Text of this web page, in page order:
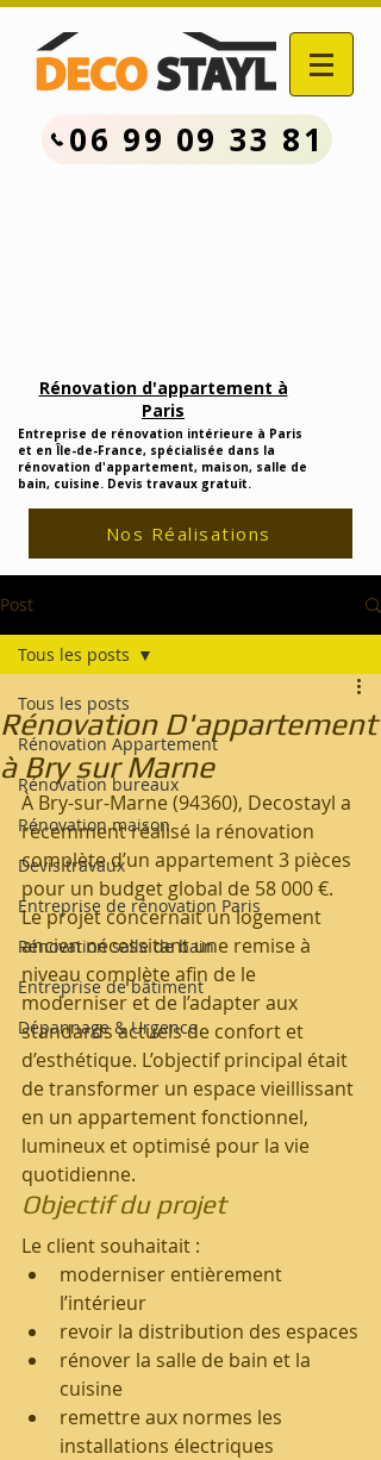
06 99 09 33 81
Rénovation d'appartement à
Paris
Entreprise de rénovation intérieure à Paris
et en Île-de-France, spécialisée dans la
rénovation d'appartement, maison, salle de
bain, cuisine. Devis travaux gratuit.
Nos Réalisations
Post
Tous les posts
Rénovation Appartement
Rénovation bureaux
Rénovation maison
Devis travaux
Entreprise de rénovation Paris
Rénovation salle de bain
Entreprise de bâtiment
Dépannage & Urgence
Tous les posts
Rénovation D'appartement
à Bry sur Marne
À Bry-sur-Marne (94360), Decostayl a
récemment réalisé la rénovation
complète d’un appartement 3 pièces
pour un budget global de 58 000 €.
Le projet concernait un logement
ancien nécessitant une remise à
niveau complète afin de le
moderniser et de l’adapter aux
standards actuels de confort et
d’esthétique. L’objectif principal était
de transformer un espace vieillissant
en un appartement fonctionnel,
lumineux et optimisé pour la vie
quotidienne.
Objectif du projet
Le client souhaitait :
moderniser entièrement
l’intérieur
revoir la distribution des espaces
rénover la salle de bain et la
cuisine
remettre aux normes les
installations électriques